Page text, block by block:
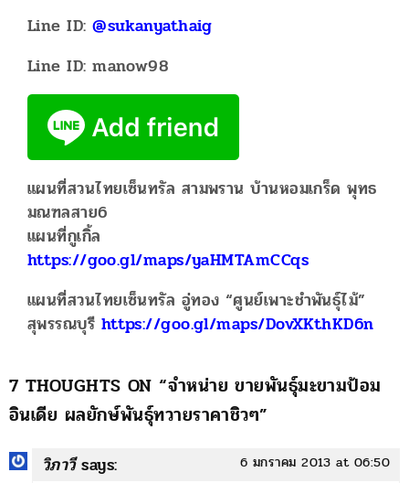
Line ID:@sukanyathaig
Line ID: manow98
แผนที่สวนไทยเซ็นทรัล สามพราน บ้านหอมเกร็ด พุทธ
มณฑลสาย6
แผนที่กูเกิ้ล
https://goo.gl/maps/yaHMTAmCCqs
แผนที่สวนไทยเซ็นทรัล อู่ทอง “ศูนย์เพาะชำพันธุ์ไม้”
สุพรรณบุรี https://goo.gl/maps/DovXKthKD6n
7 THOUGHTS ON “จำหน่าย ขายพันธุ์มะขามป้อม
อินเดีย ผลยักษ์พันธุ์ทวายราคาชิวๆ”
วิภาวี says: 6 มกราคม 2013 at 06:50